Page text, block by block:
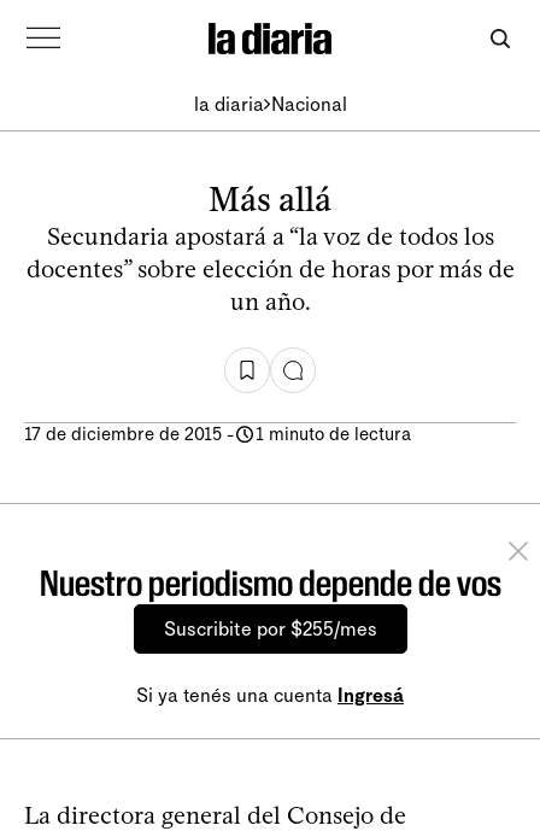
la diaria Nacional
Más allá
Secundaria apostará a “la voz de todos los
docentes” sobre elección de horas por más de
un año.
17 de diciembre de 2015 - 1 minuto de lectura
Nuestro periodismo depende de vos
Suscribite por $255/mes
Si ya tenés una cuenta Ingresá
La directora general del Consejo de